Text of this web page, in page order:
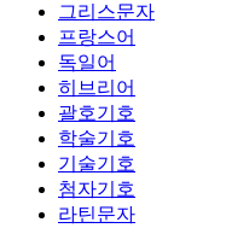
그리스문자
프랑스어
독일어
히브리어
괄호기호
학술기호
기술기호
첨자기호
라틴문자